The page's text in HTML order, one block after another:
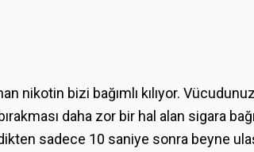
nikotin bizi bağımlı kılıyor.
daha zor bir hal alan sigara
sadece 10 saniye sonra beyne